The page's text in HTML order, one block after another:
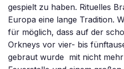
gespielt zu haben. Rituelles
Europa eine lange Tradition.
für möglich, dass auf der
Orkneys vor vier- bis
gebraut wurde  mit nicht